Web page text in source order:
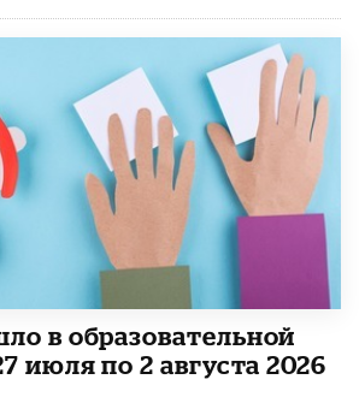
в образовательной
июля по 2 августа 2026